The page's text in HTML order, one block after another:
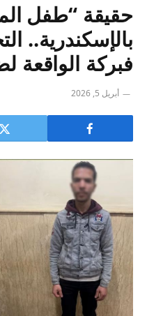
حقيقة “طفل
بالإسكندرية..
فبركة الواقعة
أبريل 5, 2026